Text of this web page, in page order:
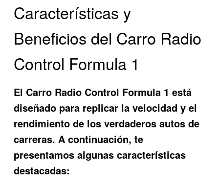
Características y
Beneficios del Carro Radio
Control Formula 1
El Carro Radio Control Formula 1 está
diseñado para replicar la velocidad y el
rendimiento de los verdaderos autos de
carreras. A continuación, te
presentamos algunas características
destacadas: